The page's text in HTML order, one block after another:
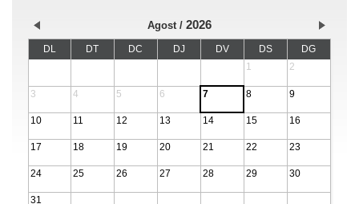
Agost 2026
DL DT DC DJ DV DS
DG
1
2
3 4 5 6 7 8 9
10 11 12 13 14 15 16
17 18 19 20 21 22 23
24 25 26 27 28 29 30
31